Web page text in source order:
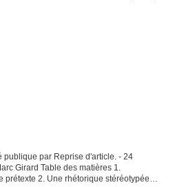
publique par Reprise d'article. - 24
Girard Table des matières 1.
prétexte 2. Une rhétorique stéréotypée